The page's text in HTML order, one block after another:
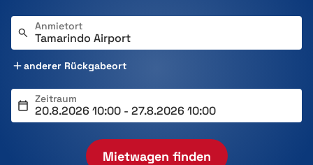
Anmietort
anderer Rückgabeort
Zeitraum
Mietwagen finden